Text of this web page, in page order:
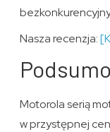
Nasza recenzja:
Motorola serią
w przystępnej